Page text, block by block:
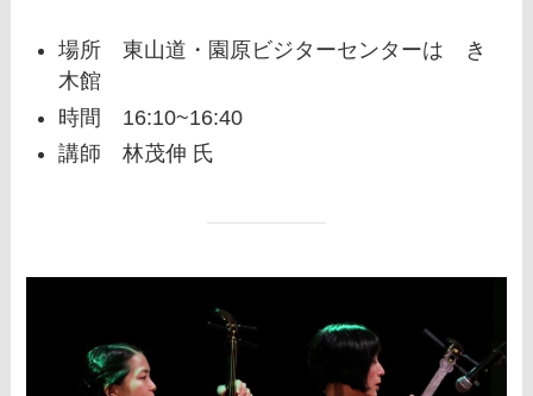
場所 東山道・園原ビジターセンターはゝき
木館
時間 16:10~16:40
講師 林茂伸 氏